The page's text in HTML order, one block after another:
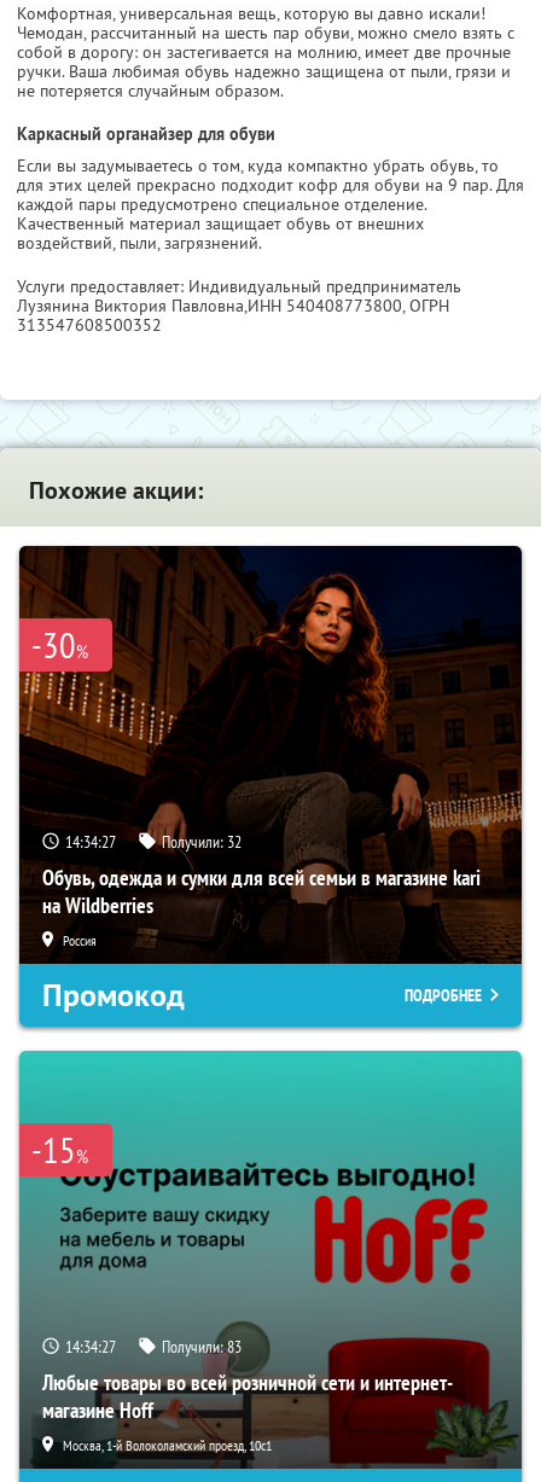
Комфортная, универсальная вещь, которую вы давно искали!
Чемодан, рассчитанный на шесть пар обуви, можно смело взять с
собой в дорогу: он застегивается на молнию, имеет две прочные
ручки. Ваша любимая обувь надежно защищена от пыли, грязи и
не потеряется случайным образом.
Каркасный органайзер для обуви
Если вы задумываетесь о том, куда компактно убрать обувь, то
для этих целей прекрасно подходит кофр для обуви на 9 пар. Для
каждой пары предусмотрено специальное отделение.
Качественный материал защищает обувь от внешних
воздействий, пыли, загрязнений.
Услуги предоставляет: Индивидуальный предприниматель
Лузянина Виктория Павловна,ИНН 540408773800, ОГРН
313547608500352
Похожие акции:
-30%
14:34:26 Получили: 32
Обувь, одежда и сумки для всей семьи в магазине kari
на Wildberries
Россия
Промокод ПОДРОБНЕЕ
-15%
14:34:26 Получили:83
Любые товары во всей розничной сети и интернет-
магазине Hoff
Москва, 1-й Волоколамский проезд, 10с1